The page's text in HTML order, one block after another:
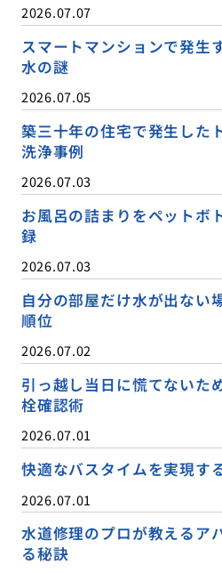
2026.07.07
スマートマンションで発生
水の謎
2026.07.05
築三十年の住宅で発生した
洗浄事例
2026.07.03
お風呂の詰まりをペットボ
録
2026.07.03
自分の部屋だけ水が出ない
順位
2026.07.02
引っ越し当日に慌てないた
栓確認術
2026.07.01
快適なバスタイムを実現す
2026.07.01
水道修理のプロが教えるア
る秘訣